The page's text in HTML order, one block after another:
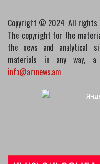
Copyright © 2024 All rights
The copyright for the
the news and analytical
materials in any way,
info@amnews.am